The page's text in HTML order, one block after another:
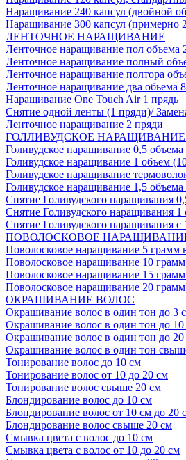
Наращивание 240 капсул (двойной
Наращивание 300 капсул (примерно
ЛЕНТОЧНОЕ НАРАЩИВАНИЕ
Ленточное наращивание пол объема
Ленточное наращивание полный
Ленточное наращивание полтора
Ленточное наращивание два обьема
Наращивание One Touch Air 1 прядь
Снятие одной ленты (1 пряди)/
Ленточное наращивание 2 пряди
ГОЛЛИВУДСКОЕ
Голивудское наращивание 0,5 объема
Голивудское наращивание 1 объем
Голивудское наращивание
Голивудское наращивание 1,5 объема
Снятие Голивудского наращивания
Снятие Голивудского наращивания 1
Снятие Голивудского наращивания с
ПОВОЛОСКОВОЕ
Поволосковое наращивание 5 грамм
Поволосковое наращивание 10
Поволосковое наращивание 15
Поволосковое наращивание 20
ОКРАШИВАНИЕ ВОЛОС
Окрашивание волос в один тон до 3
Окрашивание волос в один тон до
Окрашивание волос в один тон до
Окрашивание волос в один тон
Тонирование волос до 10 см
Тонирование волос от 10 до 20 см
Тонирование волос свыше 20 см
Блондирование волос до 10 см
Блондирование волос от 10 см до 20
Блондирование волос свыше 20 см
Смывка цвета с волос до 10 см
Смывка цвета с волос от 10 до 20 см